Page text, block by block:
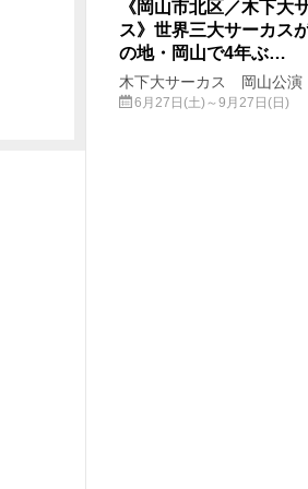
《岡山市北区／木下大
ス》世界三大サーカス
の地・岡山で4年ぶ…
木下大サーカス 岡山公演
6月27日(土)～9月27日(日)